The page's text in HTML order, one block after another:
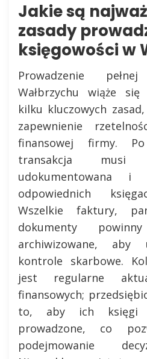
Jakie są
zasady
księgowości w
Prowadzenie
Wałbrzychu wiąże
kilku kluczowych
zapewnienie
finansowej firmy.
transakcja musi
udokumentowana i
odpowiednich
Wszelkie faktury,
dokumenty
archiwizowane, aby
kontrole skarbowe.
jest regularne
finansowych;
to, aby ich księgi
prowadzone, co
podejmowanie